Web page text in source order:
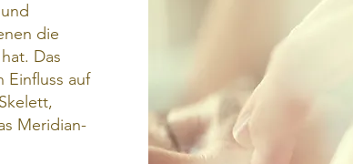
die
Das
Einfluss auf
Meridian-